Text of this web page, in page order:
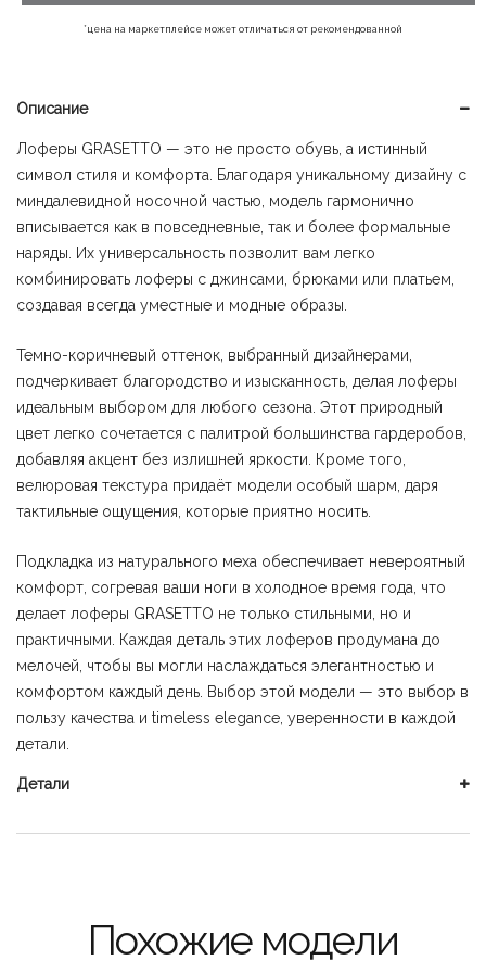
900 ₽.
*цена на маркетплейсе может отличаться от рекомендованной
Описание
Лоферы GRASETTO — это не просто обувь, а истинный
символ стиля и комфорта. Благодаря уникальному дизайну с
миндалевидной носочной частью, модель гармонично
вписывается как в повседневные, так и более формальные
наряды. Их универсальность позволит вам легко
комбинировать лоферы с джинсами, брюками или платьем,
создавая всегда уместные и модные образы.
Темно-коричневый оттенок, выбранный дизайнерами,
подчеркивает благородство и изысканность, делая лоферы
идеальным выбором для любого сезона. Этот природный
цвет легко сочетается с палитрой большинства гардеробов,
добавляя акцент без излишней яркости. Кроме того,
велюровая текстура придаёт модели особый шарм, даря
тактильные ощущения, которые приятно носить.
Подкладка из натурального меха обеспечивает невероятный
комфорт, согревая ваши ноги в холодное время года, что
делает лоферы GRASETTO не только стильными, но и
практичными. Каждая деталь этих лоферов продумана до
мелочей, чтобы вы могли наслаждаться элегантностью и
комфортом каждый день. Выбор этой модели — это выбор в
пользу качества и timeless elegance, уверенности в каждой
детали.
Детали
Похожие модели